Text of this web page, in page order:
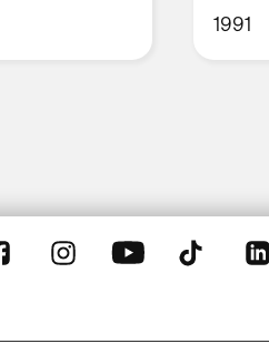
1991